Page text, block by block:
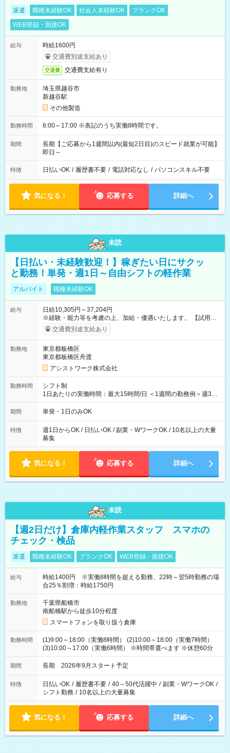
派遣 職種未経験OK 社会人未経験OK
ブランクOK
WEB登録・面接OK
給与
時給1600円
交通費別途支給あり
交通費 交通費支給有り
勤務地
埼玉県越谷市
新越谷駅
その他製造
勤務時間 8:00～17:00 ※表記のうち実働8時間です。
期間
長期【ご応募から1週間以内(最短2日目)のスピード就業が可能】
即日～
特徴 日払いOK / 履歴書不要 / 電話対応なし / パソコンスキル不要
気になる！ 応募する 詳細へ
未読
【日払い・未経験歓迎！】稼ぎたい日にサクッ
と勤務！単発・週1日～自由シフトの軽作業
アルバイト 職種未経験OK
給与
日給10,305円～37,204円
※経験・能力等を考慮の上、加給・優遇いたします。 【試用期
間】試用期間なし
交通費別途支給あり
勤務地
東京都板橋区
東京都板橋区舟渡
アシストワーク株式会社
勤務時間
シフト制
1日あたりの実働時間：最大15時間/日 ＜1週間の勤務例＞週3回
勤務 勤務：月・水・金 休み：火・木・土・日 好きな時にお仕事
可能です！ ※1日あたりの最大実働時間は日勤、夜勤共に勤務し
期間 単発・1日のみOK
特徴
週1日からOK / 日払いOK / 副業・WワークOK / 10名以上の大量
募集
気になる！ 応募する 詳細へ
未読
【週2日だけ】倉庫内軽作業スタッフ スマホの
チェック・検品
派遣 職種未経験OK ブランクOK WEB登録・面接OK
給与
時給1400円 ※実働8時間を超える勤務、22時～翌5時勤務の場
合25％割増：時給1750円
勤務地
千葉県船橋市
南船橋駅から徒歩10分程度
スマートフォンを取り扱う倉庫
勤務時間
(1)9:00～18:00（実働8時間） (2)10:00～18:00（実働7時間）
(3)10:00～17:00（実働6時間） ※時間帯選べます ※休憩60分
期間 長期 2026年9月スタート予定
特徴 日払いOK / 履歴書不要 / 40～50代活躍中 / 副業・WワークOK /
シフト勤務 / 10名以上の大量募集
気になる！ 応募する 詳細へ